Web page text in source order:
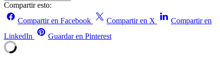
Compartir esto:
Compartir en Facebook
Compartir en X
Compartir en
LinkedIn
Guardar en Pinterest